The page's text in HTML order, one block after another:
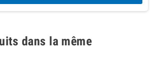
dans la même